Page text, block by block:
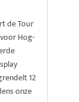
de Tour
Hog-
12
onze